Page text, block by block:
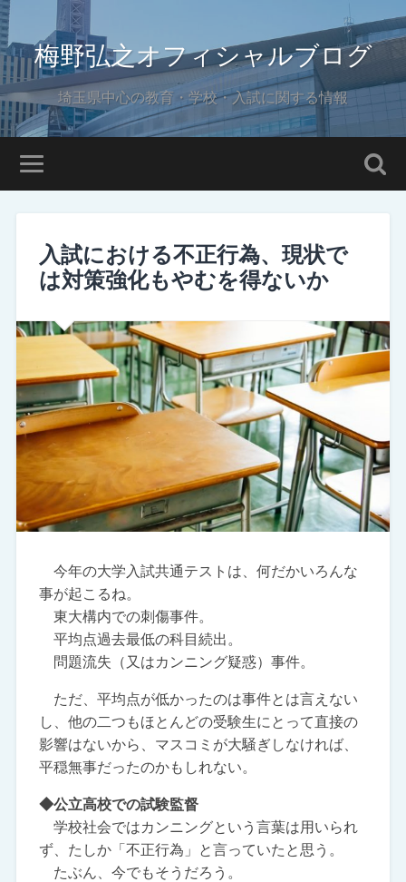
梅野弘之オフィシャルブログ
埼玉県中心の教育・学校・入試に関する情報
入試における不正行為、現状で
は対策強化もやむを得ないか
今年の大学入試共通テストは、何だかいろんな
事が起こるね。
東大構内での刺傷事件。
平均点過去最低の科目続出。
問題流失（又はカンニング疑惑）事件。
ただ、平均点が低かったのは事件とは言えない
し、他の二つもほとんどの受験生にとって直接の
影響はないから、マスコミが大騒ぎしなければ、
平穏無事だったのかもしれない。
◆公立高校での試験監督
学校社会ではカンニングという言葉は用いられ
ず、たしか「不正行為」と言っていたと思う。
たぶん、今でもそうだろう。